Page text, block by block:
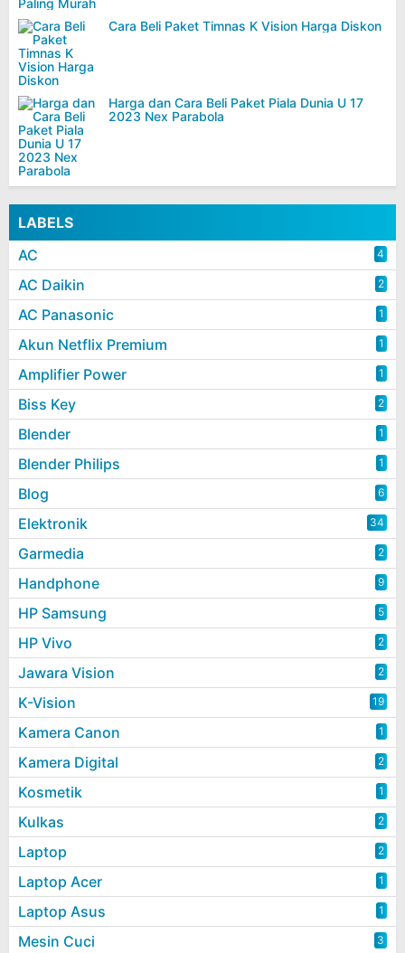
Cara Beli Paket Timnas K Vision Harga Diskon
Harga dan Cara Beli Paket Piala Dunia U 17
2023 Nex Parabola
LABELS
AC
4
AC Daikin 2
AC Panasonic 1
Akun Netflix Premium 1
Amplifier Power 1
Biss Key 2
Blender 1
Blender Philips 1
Blog 6
Elektronik 34
Garmedia 2
Handphone 9
HP Samsung 5
HP Vivo 2
Jawara Vision 2
K-Vision 19
Kamera Canon 1
Kamera Digital 2
Kosmetik 1
Kulkas 2
Laptop 2
Laptop Acer 1
Laptop Asus 1
Mesin Cuci 3